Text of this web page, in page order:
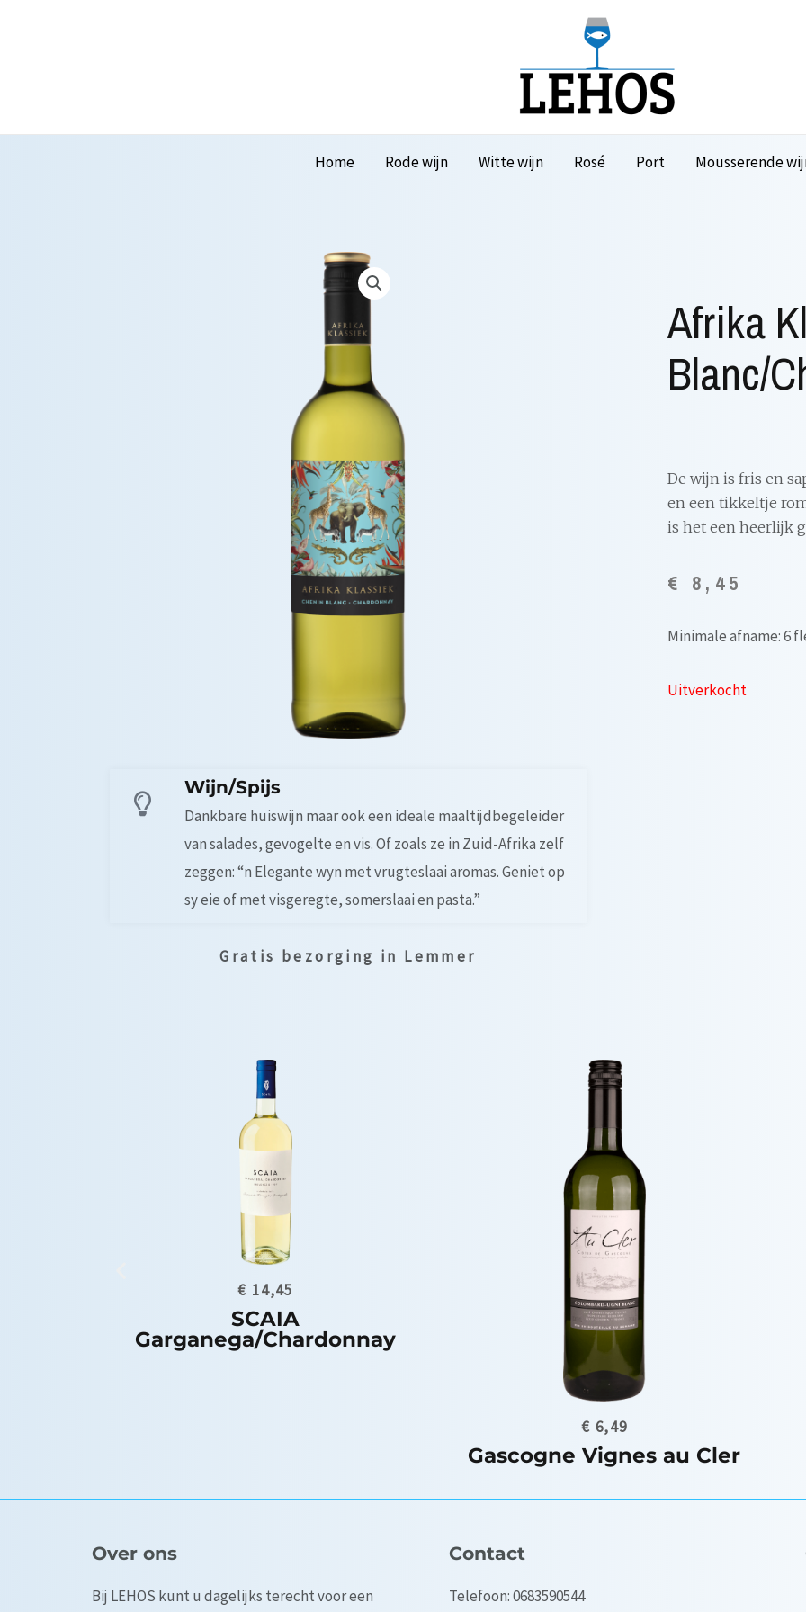
Home Rode wijn Witte wijn Rosé Port Mousserende
Wijn/Spijs
Dankbare huiswijn maar ook een ideale maaltijdbegeleider
van salades, gevogelte en vis. Of zoals ze in Zuid-Afrika zelf
zeggen: “n Elegante wyn met vrugteslaai aromas. Geniet op
sy eie of met visgeregte, somerslaai en pasta.”
Gratis bezorging in Lemmer
Afrika
Blanc/
De wijn is fris en
en een tikkeltje
is het een heerlijk
€ 8,45
Minimale afname: 6
Uitverkocht
€8,49
La Villette Chardonnay
Over ons
Bij LEHOS kunt u dagelijks terecht voor een
Contact
Telefoon: 0683590544